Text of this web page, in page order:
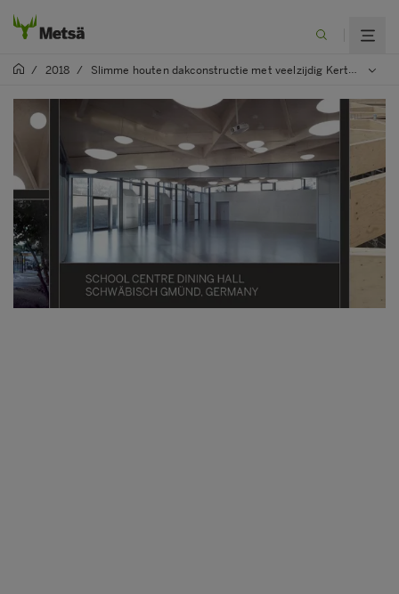
/ 2018 / Slimme houten dakconstructie met veelzijdig Kerto LVL